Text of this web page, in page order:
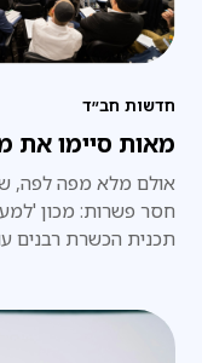
חדשות חב״ד
מאות סיימו את
אולם מלא מפה לפה,
חסר פשרות: מכון
תכנית הכשרת רבנים
וידע פרקטי – זהו